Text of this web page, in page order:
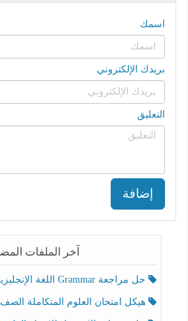
اسمك
بريدك الإلكتروني
التعليق
إضافة
آخر الملفات
حل مراجعة Grammar اللغة الإنجليزية الصف الخامس الفصل الثالث
هيكل امتحان العلوم المتكاملة الصف الخامس عام